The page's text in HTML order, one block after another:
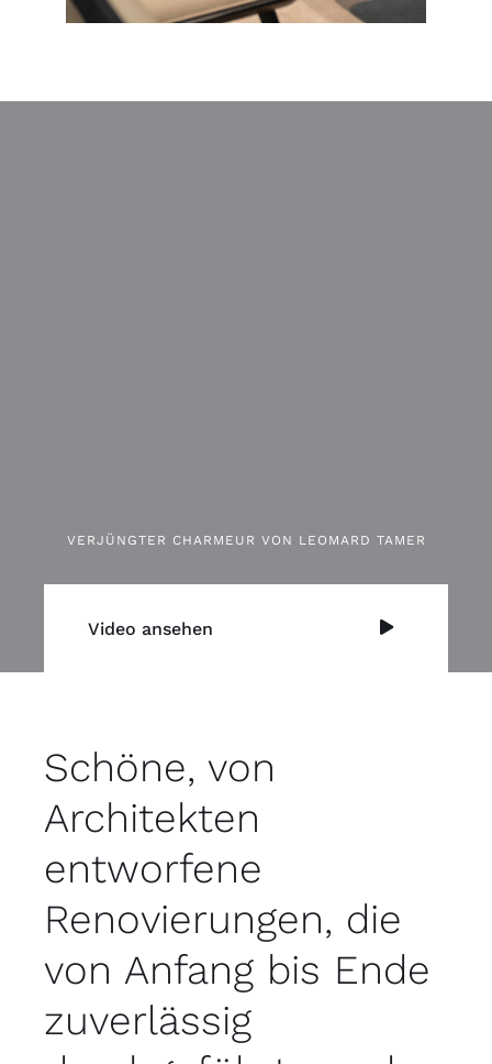
VERJÜNGTER CHARMEUR VON LEOMARD TAMER
Video ansehen
Schöne, von
Architekten
entworfene
Renovierungen, die
von Anfang bis Ende
zuverlässig